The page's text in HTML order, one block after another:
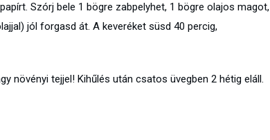
Szórj bele 1 bögre zabpelyhet, 1 bögre olajos magot,
jól forgasd át. A keveréket süsd 40 percig,
növényi tejjel! Kihűlés után csatos üvegben 2 hétig eláll.